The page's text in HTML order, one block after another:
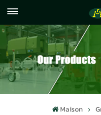
059122071372
Maison